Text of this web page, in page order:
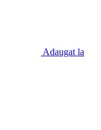
Adaugat la